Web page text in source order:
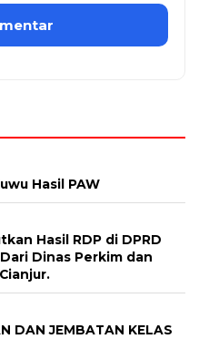
Hasil PAW
Hasil RDP di DPRD
Dinas Perkim dan
DAN JEMBATAN KELAS